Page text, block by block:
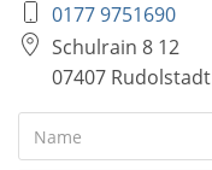
0177 9751690
Schulrain 8 12
07407 Rudolstadt